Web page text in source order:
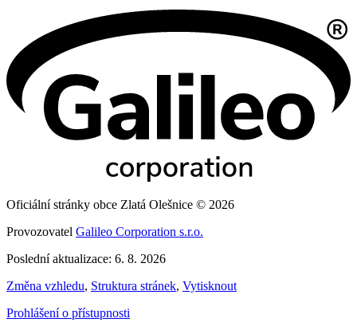
Oficiální stránky obce Zlatá Olešnice © 2026
Provozovatel Galileo Corporation s.r.o.
Poslední aktualizace: 6. 8. 2026
Změna vzhledu, Struktura stránek, Vytisknout
Prohlášení o přístupnosti